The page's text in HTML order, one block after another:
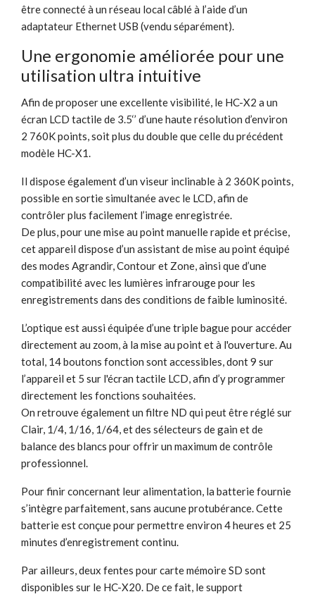
être connecté à un réseau local câblé à l’aide d’un
adaptateur Ethernet USB (vendu séparément).
Une ergonomie améliorée pour une
utilisation ultra intuitive
Afin de proposer une excellente visibilité, le HC-X2 a un
écran LCD tactile de 3.5‘’ d’une haute résolution d’environ
2 760K points, soit plus du double que celle du précédent
modèle HC-X1.
Il dispose également d’un viseur inclinable à 2 360K points,
possible en sortie simultanée avec le LCD, afin de
contrôler plus facilement l’image enregistrée.
De plus, pour une mise au point manuelle rapide et précise,
cet appareil dispose d’un assistant de mise au point équipé
des modes Agrandir, Contour et Zone, ainsi que d’une
compatibilité avec les lumières infrarouge pour les
enregistrements dans des conditions de faible luminosité.
L’optique est aussi équipée d’une triple bague pour accéder
directement au zoom, à la mise au point et à l'ouverture. Au
total, 14 boutons fonction sont accessibles, dont 9 sur
l’appareil et 5 sur l'écran tactile LCD, afin d’y programmer
directement les fonctions souhaitées.
On retrouve également un filtre ND qui peut être réglé sur
Clair, 1/4, 1/16, 1/64, et des sélecteurs de gain et de
balance des blancs pour offrir un maximum de contrôle
professionnel.
Pour finir concernant leur alimentation, la batterie fournie
s’intègre parfaitement, sans aucune protubérance. Cette
batterie est conçue pour permettre environ 4 heures et 25
minutes d’enregistrement continu.
Par ailleurs, deux fentes pour carte mémoire SD sont
disponibles sur le HC-X20. De ce fait, le support